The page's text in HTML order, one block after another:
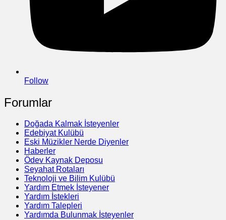
Follow
Forumlar
Doğada Kalmak İsteyenler
Edebiyat Kulübü
Eski Müzikler Nerde Diyenler
Haberler
Ödev Kaynak Deposu
Seyahat Rotaları
Teknoloji ve Bilim Kulübü
Yardım Etmek İsteyener
Yardım İstekleri
Yardım Talepleri
Yardımda Bulunmak İsteyenler